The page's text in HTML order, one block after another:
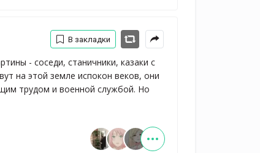
- соседи, станичники, казаки с
на этой земле испокон веков, они
трудом и военной службой. Но
В закладки